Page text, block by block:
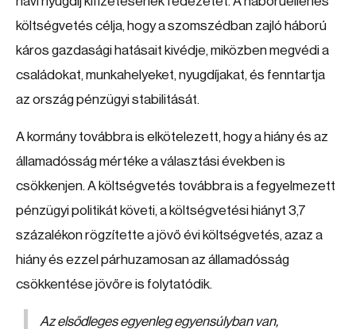
költségvetés célja, hogy a szomszédban zajló háború
káros gazdasági hatásait kivédje, miközben megvédi a
családokat, munkahelyeket, nyugdíjakat, és fenntartja
az ország pénzügyi stabilitását.
A kormány továbbra is elkötelezett, hogy a hiány és az
államadósság mértéke a választási években is
csökkenjen. A költségvetés továbbra is a fegyelmezett
pénzügyi politikát követi, a költségvetési hiányt 3,7
százalékon rögzítette a jövő évi költségvetés, azaz a
hiány és ezzel párhuzamosan az államadósság
csökkentése jövőre is folytatódik.
Az elsődleges egyenleg egyensúlyban van,